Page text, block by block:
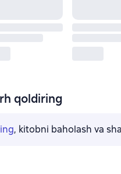
qoldiring
, kitobni baholash va